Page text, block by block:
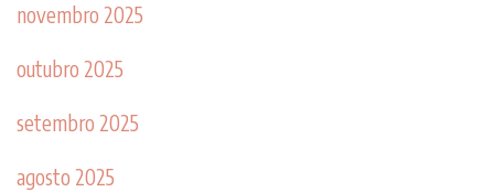
novembro 2025
outubro 2025
setembro 2025
agosto 2025